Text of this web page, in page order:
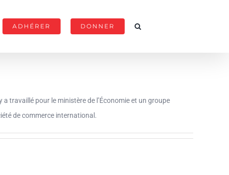
ADHÉRER DONNER
travaillé pour le ministère de l’Économie et un groupe
de commerce international.